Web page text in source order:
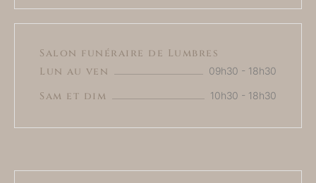
Salon funéraire de Lumbres
Lun au ven
09h30 - 18h30
Sam et dim 10h30 - 18h30